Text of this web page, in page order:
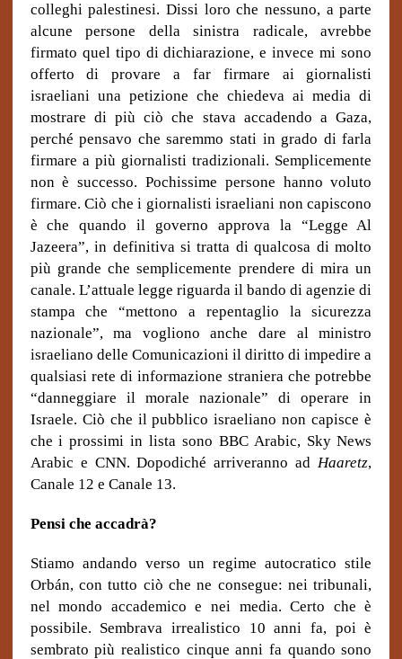
colleghi palestinesi. Dissi loro che nessuno, a parte
alcune persone della sinistra radicale, avrebbe
firmato quel tipo di dichiarazione, e invece mi sono
offerto di provare a far firmare ai giornalisti
israeliani una petizione che chiedeva ai media di
mostrare di più ciò che stava accadendo a Gaza,
perché pensavo che saremmo stati in grado di farla
firmare a più giornalisti tradizionali. Semplicemente
non è successo. Pochissime persone hanno voluto
firmare. Ciò che i giornalisti israeliani non capiscono
è che quando il governo approva la “Legge Al
Jazeera”, in definitiva si tratta di qualcosa di molto
più grande che semplicemente prendere di mira un
canale. L’attuale legge riguarda il bando di agenzie di
stampa che “mettono a repentaglio la sicurezza
nazionale”, ma vogliono anche dare al ministro
israeliano delle Comunicazioni il diritto di impedire a
qualsiasi rete di informazione straniera che potrebbe
“danneggiare il morale nazionale” di operare in
Israele. Ciò che il pubblico israeliano non capisce è
che i prossimi in lista sono BBC Arabic, Sky News
Arabic e CNN. Dopodiché arriveranno adHaaretz,
Canale 12 e Canale 13.
Pensi che accadrà?
Stiamo andando verso un regime autocratico stile
Orbán, con tutto ciò che ne consegue: nei tribunali,
nel mondo accademico e nei media. Certo che è
possibile. Sembrava irrealistico 10 anni fa, poi è
sembrato più realistico cinque anni fa quando sono